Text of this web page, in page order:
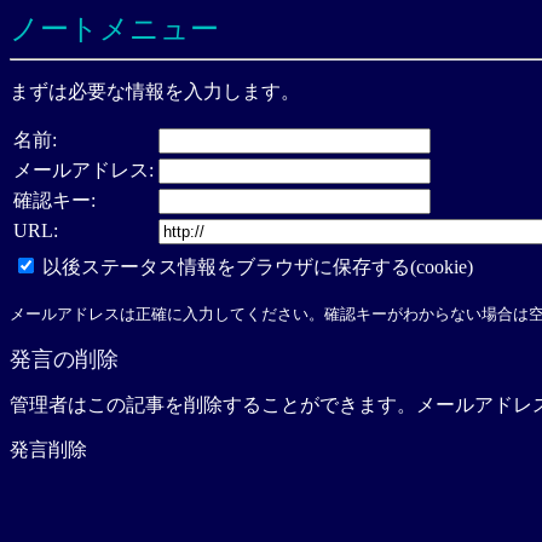
ノートメニュー
まずは必要な情報を入力します。
名前:
メールアドレス:
確認キー:
URL:
以後ステータス情報をブラウザに保存する(cookie)
メールアドレスは正確に入力してください。確認キーがわからない場合は
発言の削除
管理者はこの記事を削除することができます。メールアド
発言削除